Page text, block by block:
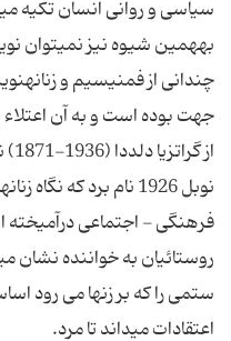
به‏همین شیوه نیز نمى‏توان
چندانى از فمنیسیم و
جهت بوده است و به آن
از
نوبل 1926 نام برد كه
فرهنگى - اجتماعى درآمیخته
روستائیان به خواننده نشان
ستمى را كه بر زن‏ها مى رود